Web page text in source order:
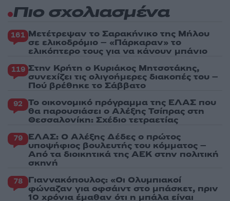
Πιο σχολιασμένα
161 Μετέτρεψαν το Σαρακήνικο της Μήλου
σε ελικοδρόμιο – «Πάρκαραν» το
ελικόπτερο τους για να κάνουν μπάνιο
119 Στην Κρήτη ο Κυριάκος Μητσοτάκης,
συνεχίζει τις ολιγοήμερες διακοπές του –
Πού βρέθηκε το Σάββατο
92 Το οικονομικό πρόγραμμα της ΕΛΑΣ που
θα παρουσιάσει ο Αλέξης Τσίπρας στη
Θεσσαλονίκη: Σχέδιο τετραετίας
79 ΕΛΑΣ: Ο Αλέξης Δέδες ο πρώτος
υποψήφιος βουλευτής του κόμματος –
Από τα διοικητικά της ΑΕΚ στην πολιτική
σκηνή
78 Γιαννακόπουλος: «Οι Ολυμπιακοί
φώναζαν για οφσάιντ στο μπάσκετ, πριν
10 χρόνια έμαθαν ότι η μπάλα είναι